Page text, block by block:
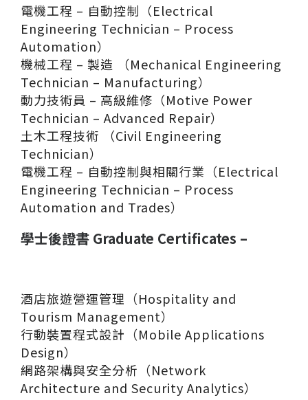
電機工程 – 自動控制（Electrical
Engineering Technician – Process
Automation）
機械工程 – 製造 （Mechanical Engineering
Technician – Manufacturing）
動力技術員 – 高級維修（Motive Power
Technician – Advanced Repair）
土木工程技術 （Civil Engineering
Technician）
電機工程 – 自動控制與相關行業（Electrical
Engineering Technician – Process
Automation and Trades）
學士後證書 Graduate Certificates –
酒店旅遊營運管理（Hospitality and
Tourism Management）
行動裝置程式設計（Mobile Applications
Design）
網路架構與安全分析（Network
Architecture and Security Analytics）